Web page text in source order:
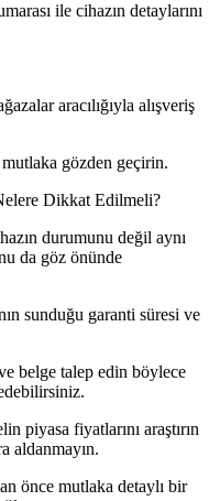
ile cihazın detaylarını
aracılığıyla alışveriş
mutlaka gözden geçirin.
Dikkat Edilmeli?
durumunu değil aynı
da göz önünde
sunduğu garanti süresi ve
belge talep edin böylece
piyasa fiyatlarını araştırın
aldanmayın.
önce mutlaka detaylı bir